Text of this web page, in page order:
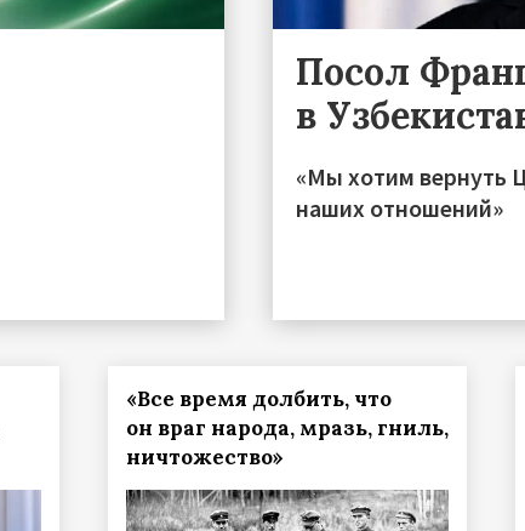
Посол
в
«Мы хотим вернуть
наших отношений»
«Все время долбить, что
он враг народа, мразь, гниль,
ничтожество»